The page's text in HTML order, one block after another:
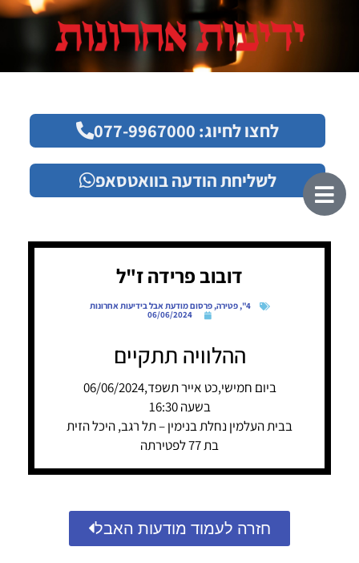
לחצו לחיוג: 077-9967000
לשליחת הודעה בוואטסאפ
דובוב פרידה ז"ל
4"
,פטירה,פרסום מודעת אבל בידיעות אחרונות
06/06/2024
ההלוויה תתקיים
ביום חמישי,כט אייר תשפד,06/06/2024
בשעה 16:30
בבית העלמין נחלת בנימין – תל רגב, היכל הזית
בת 77 לפטירתה
חזרה לעמוד מודעות האבל